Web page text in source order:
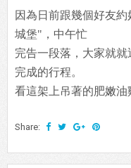
因為日前跟幾個好友
城堡"，中午忙
完告一段落，大家就
完成的行程。
看這架上吊著的肥嫩油
Share: